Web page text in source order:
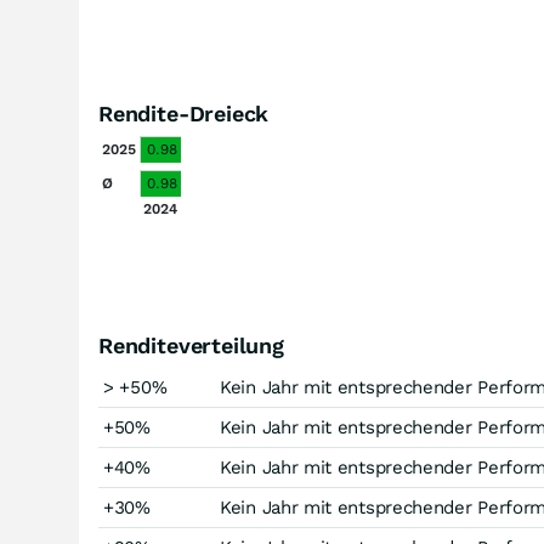
Rendite-Dreieck
2025
0.98
Ø
0.98
2024
Renditeverteilung
> +50%
Kein Jahr mit entsprechender
+50%
Kein Jahr mit entsprechender
+40%
Kein Jahr mit entsprechender
+30%
Kein Jahr mit entsprechender